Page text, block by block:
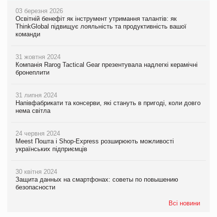
03 березня 2026
Освітній бенефіт як інструмент утримання талантів: як
ThinkGlobal підвищує лояльність та продуктивність вашої
команди
31 жовтня 2024
Компанія Rarog Tactical Gear презентувала надлегкі керамічні
бронеплити
31 липня 2024
Напівфабрикати та консерви, які стануть в пригоді, коли довго
нема світла
24 червня 2024
Meest Пошта і Shop-Express розширюють можливості
українських підприємців
30 квітня 2024
Защита данных на смартфонах: советы по повышению
безопасности
Всі новини